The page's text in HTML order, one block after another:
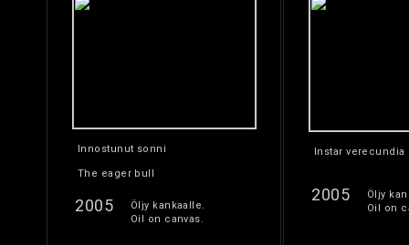
Innostunut sonni
The eager bull
2005
Öljy kankaalle.
Oil on canvas.
Instar verecundia
2005
Öljy
Oil on